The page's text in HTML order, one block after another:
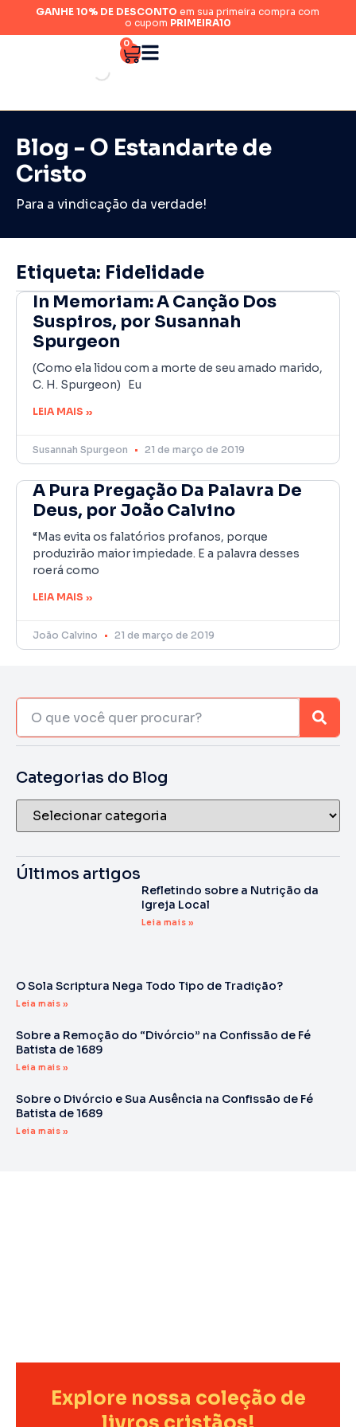
GANHE 10% DE DESCONTO em sua primeira compra com
o cupom PRIMEIRA10
0
Blog - O Estandarte de
Cristo
Para a vindicação da verdade!
Etiqueta: Fidelidade
In Memoriam: A Canção Dos
Suspiros, por Susannah
Spurgeon
(Como ela lidou com a morte de seu amado marido,
C. H. Spurgeon) Eu
LEIA MAIS »
Susannah Spurgeon 21 de março de 2019
A Pura Pregação Da Palavra De
Deus, por João Calvino
“Mas evita os falatórios profanos, porque
produzirão maior impiedade. E a palavra desses
roerá como
LEIA MAIS »
João Calvino 21 de março de 2019
Categorias do Blog
Últimos artigos
Refletindo sobre a Nutrição da
Igreja Local
Leia mais »
O Sola Scriptura Nega Todo Tipo de Tradição?
Leia mais »
Sobre a Remoção do “Divórcio” na Confissão de Fé
Batista de 1689
Leia mais »
Sobre o Divórcio e Sua Ausência na Confissão de Fé
Batista de 1689
Leia mais »
Explore nossa coleção de